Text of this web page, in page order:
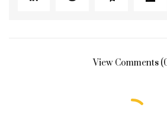
View Comments